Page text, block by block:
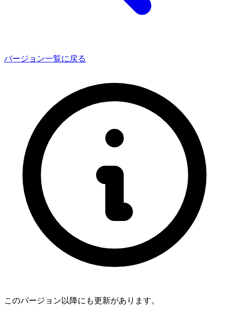
バージョン一覧に戻る
このバージョン以降にも更新があります。